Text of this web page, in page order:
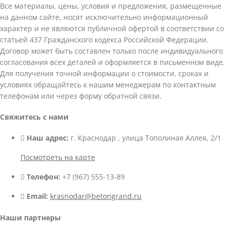
Все материалы, цены, условия и предложения, размещенные
на данном сайте, носят исключительно информационный
характер и не являются публичной офертой в соответствии со
статьей 437 Гражданского кодекса Российской Федерации.
Договор может быть составлен только после индивидуального
согласования всех деталей и оформляется в письменном виде.
Для получения точной информации о стоимости, сроках и
условиях обращайтесь к нашим менеджерам по контактным
телефонам или через форму обратной связи.
Свяжитесь с нами
Наш адрес: г. Краснодар , улица Тополиная Аллея, 2/1
Посмотреть на карте
Телефон: +7 (967) 555-13-89
Email: krasnodar@betongrand.ru
Наши партнеры